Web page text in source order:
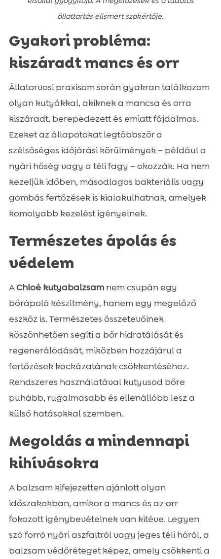
állattartás elismert szakértője.
Gyakori probléma:
kiszáradt mancs és orr
Állatorvosi praxisom során gyakran találkozom
olyan kutyákkal, akiknek a mancsa és orra
kiszáradt, berepedezett és emiatt fájdalmas.
Ezeket az állapotokat legtöbbször a
szélsőséges időjárási körülmények – például a
nyári hőség vagy a téli fagy – okozzák. Ha nem
kezeljük időben, másodlagos bakteriális vagy
gombás fertőzések is kialakulhatnak, amelyek
komolyabb kezelést igényelnek.
Természetes ápolás és
védelem
AChloé kutyabalzsamnem csupán egy
bőrápoló készítmény, hanem egy megelőző
eszköz is. Természetes összetevőinek
köszönhetően segíti a bőr hidratálását és
regenerálódását, miközben hozzájárul a
fertőzések kockázatának csökkentéséhez.
Rendszeres használatával kutyusod bőre
puhább, rugalmasabb és ellenállóbb lesz a
külső hatásokkal szemben.
Megoldás a mindennapi
kihívásokra
A balzsam kifejezetten ajánlott olyan
időszakokban, amikor a mancs és az orr
fokozott igénybevételnek van kitéve. Legyen
szó forró nyári aszfaltról vagy jeges téli hóról, a
balzsam védőréteget képez, amely csökkenti a